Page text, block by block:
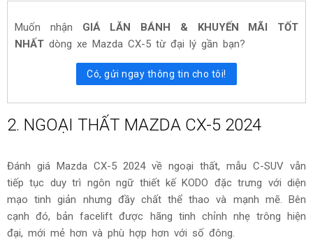
Muốn nhận GIÁ LĂN BÁNH & KHUYẾN MÃI TỐT
NHẤT dòng xe Mazda CX-5 từ đại lý gần bạn?
Có, gửi ngay thông tin cho tôi!
2. NGOẠI THẤT MAZDA CX-5 2024
Đánh giá Mazda CX-5 2024 về ngoại thất, mẫu C-SUV vẫn
tiếp tục duy trì ngôn ngữ thiết kế KODO đặc trưng với diện
mạo tinh giản nhưng đầy chất thể thao và mạnh mẽ. Bên
cạnh đó, bản facelift được hãng tinh chỉnh nhẹ trông hiện
đại, mới mẻ hơn và phù hợp hơn với số đông.